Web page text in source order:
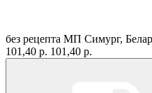
без рецепта МП Симург,
101,40 р. 101,40 р.